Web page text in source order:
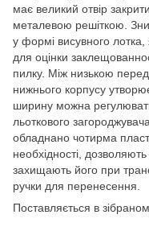
має великий отвір
металевою решіткою.
у формі висувного
для оцінки
пилку. Між низькою
нижнього корпусу
ширину можна
льоткового
обладнано чотирма
необхідності,
захищають його при
ручки для перенесення.
Поставляється в